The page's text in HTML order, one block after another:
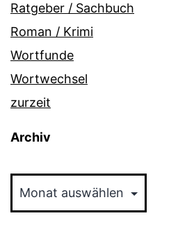
Ratgeber / Sachbuch
Roman / Krimi
Wortfunde
Wortwechsel
zurzeit
Archiv